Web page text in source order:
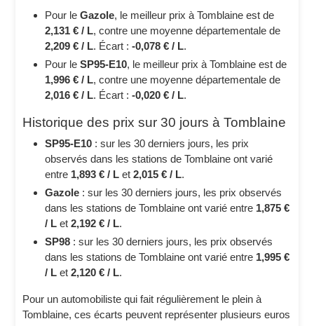
Pour leGazole, le meilleur prix à Tomblaine est de
2,131 € / L, contre une moyenne départementale de
2,209 € / L. Écart :-0,078 € / L.
Pour leSP95-E10, le meilleur prix à Tomblaine est de
1,996 € / L, contre une moyenne départementale de
2,016 € / L. Écart :-0,020 € / L.
Historique des prix sur 30 jours à Tomblaine
SP95-E10 : sur les 30 derniers jours, les prix
observés dans les stations de Tomblaine ont varié
entre 1,893 € / L et2,015 € / L.
Gazole : sur les 30 derniers jours, les prix observés
dans les stations de Tomblaine ont varié entre 1,875 €
/ L et2,192 € / L.
SP98 : sur les 30 derniers jours, les prix observés
dans les stations de Tomblaine ont varié entre 1,995 €
/ L et2,120 € / L.
Pour un automobiliste qui fait régulièrement le plein à
Tomblaine, ces écarts peuvent représenter plusieurs euros